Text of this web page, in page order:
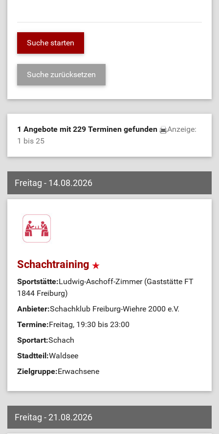
1 Angebote mit 229 Terminen gefunden
Anzeige:
1 bis 25
Freitag - 14.08.2026
Schachtraining
Sportstätte:Ludwig-Aschoff-Zimmer (Gaststätte FT
1844 Freiburg)
Anbieter:Schachklub Freiburg-Wiehre 2000 e.V.
Termine:Freitag, 19:30 bis 23:00
Sportart:Schach
Stadtteil:Waldsee
Zielgruppe:Erwachsene
Freitag - 21.08.2026